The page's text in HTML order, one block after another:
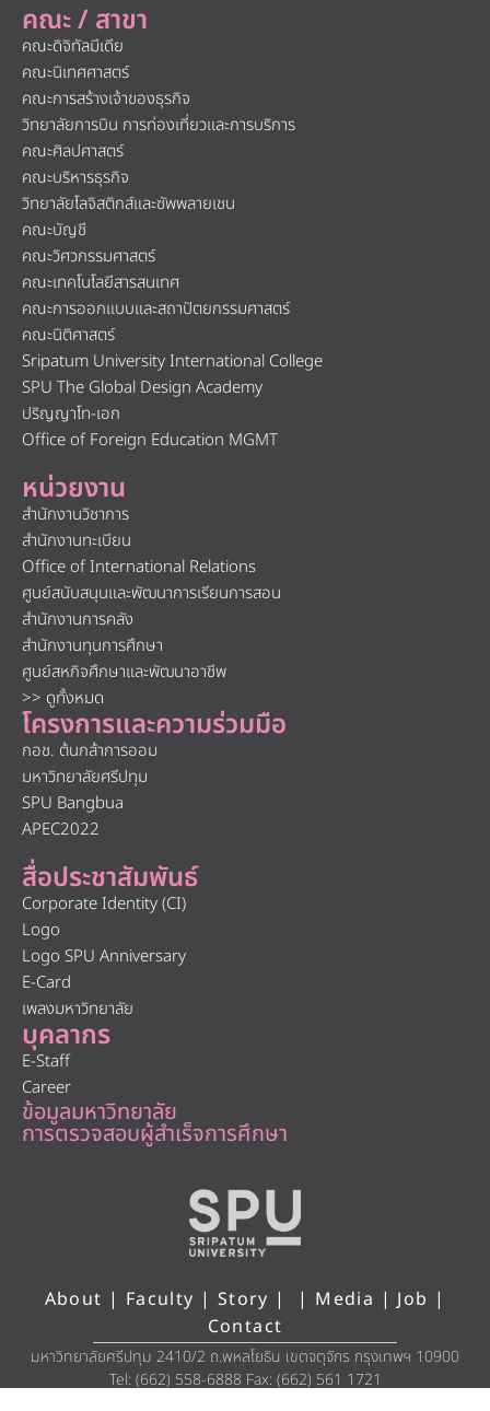
คณะ / สาขา
คณะดิจิทัลมีเดีย
คณะนิเทศศาสตร์
คณะการสร้างเจ้าของธุรกิจ
วิทยาลัยการบิน การท่องเที่ยวและการบริการ
คณะศิลปศาสตร์
คณะบริหารธุรกิจ
วิทยาลัยโลจิสติกส์และซัพพลายเชน
คณะบัญชี
คณะวิศวกรรมศาสตร์
คณะเทคโนโลยีสารสนเทศ
คณะการออกแบบและสถาปัตยกรรมศาสตร์
คณะนิติศาสตร์
Sripatum University International College
SPU The Global Design Academy
ปริญญาโท-เอก
Office of Foreign Education MGMT
หน่วยงาน
สำนักงานวิชาการ
สำนักงานทะเบียน
Office of International Relations
ศูนย์สนับสนุนและพัฒนาการเรียนการสอน
สำนักงานการคลัง
สำนักงานทุนการศึกษา
ศูนย์สหกิจศึกษาและพัฒนาอาชีพ
>> ดูทั้งหมด
โครงการและความร่วมมือ
กอช. ต้นกล้าการออม
มหาวิทยาลัยศรีปทุม
SPU Bangbua
APEC2022
สื่อประชาสัมพันธ์
Corporate Identity (CI)
Logo
Logo SPU Anniversary
E-Card
เพลงมหาวิทยาลัย
บุคลากร
E-Staff
Career
ข้อมูลมหาวิทยาลัย
การตรวจสอบผู้สำเร็จการศึกษา
About | Faculty | Story | | Media | Job |
Contact
มหาวิทยาลัยศรีปทุม 2410/2 ถ.พหลโยธิน เขตจตุจักร กรุงเทพฯ 10900
Tel: (662) 558-6888 Fax: (662) 561 1721